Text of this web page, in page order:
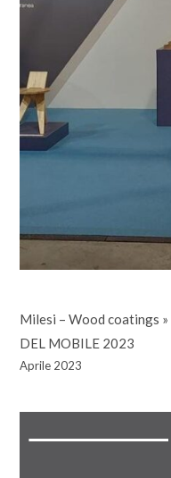
Milesi – Wood coatings »
DEL MOBILE 2023
Aprile 2023